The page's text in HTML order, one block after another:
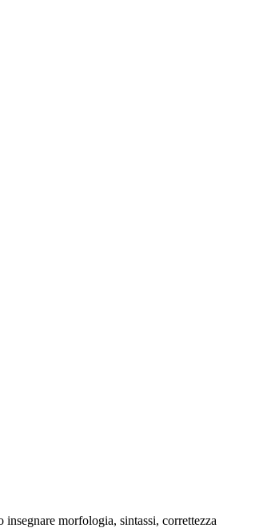
morfologia, sintassi, correttezza